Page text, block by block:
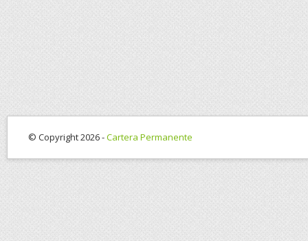
© Copyright 2026 -Cartera Permanente